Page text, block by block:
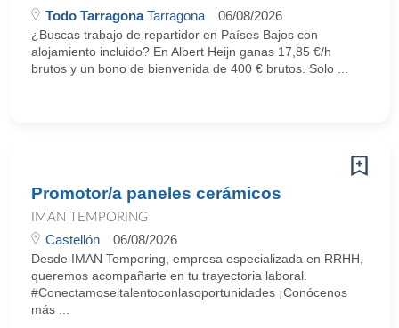
Todo TarragonaTarragona 06/08/2026
¿Buscas trabajo de repartidor en Países Bajos con
alojamiento incluido? En Albert Heijn ganas 17,85 €/h
brutos y un bono de bienvenida de 400 € brutos. Solo ...
Promotor/a paneles cerámicos
IMAN TEMPORING
Castellón 06/08/2026
Desde IMAN Temporing, empresa especializada en RRHH,
queremos acompañarte en tu trayectoria laboral.
#Conectamoseltalentoconlasoportunidades ¡Conócenos
más ...